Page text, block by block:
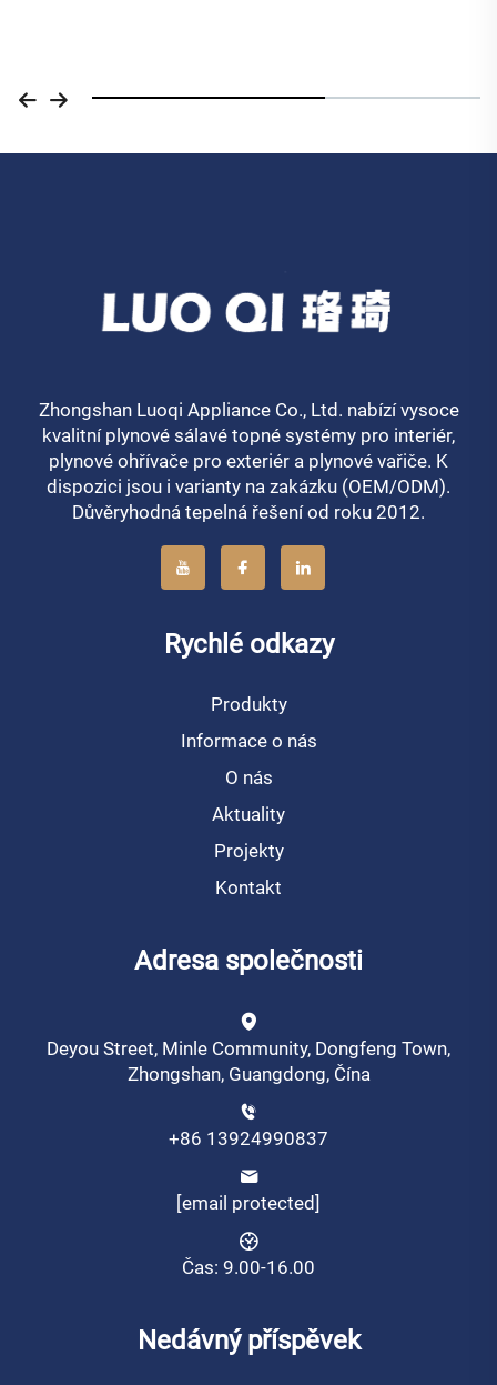
Zhongshan Luoqi Appliance Co., Ltd. nabízí vysoce
kvalitní plynové sálavé topné systémy pro interiér,
plynové ohřívače pro exteriér a plynové vařiče. K
dispozici jsou i varianty na zakázku (OEM/ODM).
Důvěryhodná tepelná řešení od roku 2012.
Rychlé odkazy
Produkty
Informace o nás
O nás
Aktuality
Projekty
Kontakt
Adresa společnosti
Deyou Street, Minle Community, Dongfeng Town,
Zhongshan, Guangdong, Čína
+86 13924990837
[email protected]
Čas: 9.00-16.00
Nedávný příspěvek